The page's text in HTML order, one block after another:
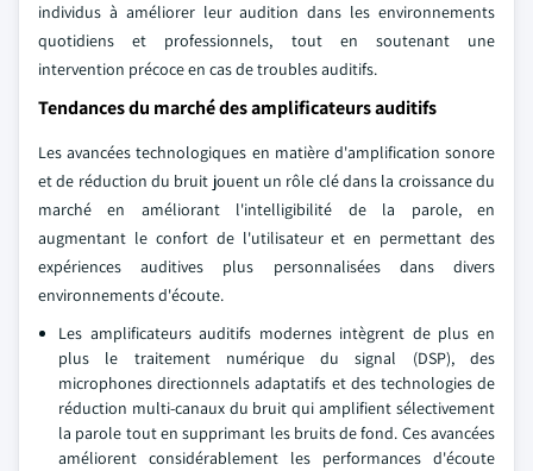
individus à améliorer leur audition dans les environnements
quotidiens et professionnels, tout en soutenant une
intervention précoce en cas de troubles auditifs.
Tendances du marché des amplificateurs auditifs
Les avancées technologiques en matière d'amplification sonore
et de réduction du bruit jouent un rôle clé dans la croissance du
marché en améliorant l'intelligibilité de la parole, en
augmentant le confort de l'utilisateur et en permettant des
expériences auditives plus personnalisées dans divers
environnements d'écoute.
Les amplificateurs auditifs modernes intègrent de plus en
plus le traitement numérique du signal (DSP), des
microphones directionnels adaptatifs et des technologies de
réduction multi-canaux du bruit qui amplifient sélectivement
la parole tout en supprimant les bruits de fond. Ces avancées
améliorent considérablement les performances d'écoute